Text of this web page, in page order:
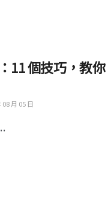
11 個技巧，教你
月 05 日